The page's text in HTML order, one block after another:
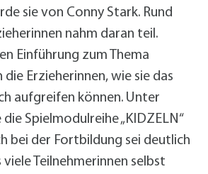
sie von Conny Stark. Rund
nahm daran teil.
Einführung zum Thema
Erzieherinnen, wie sie das
aufgreifen können. Unter
Spielmodulreihe „KIDZELN“
bei der Fortbildung sei deutlich
Teilnehmerinnen selbst